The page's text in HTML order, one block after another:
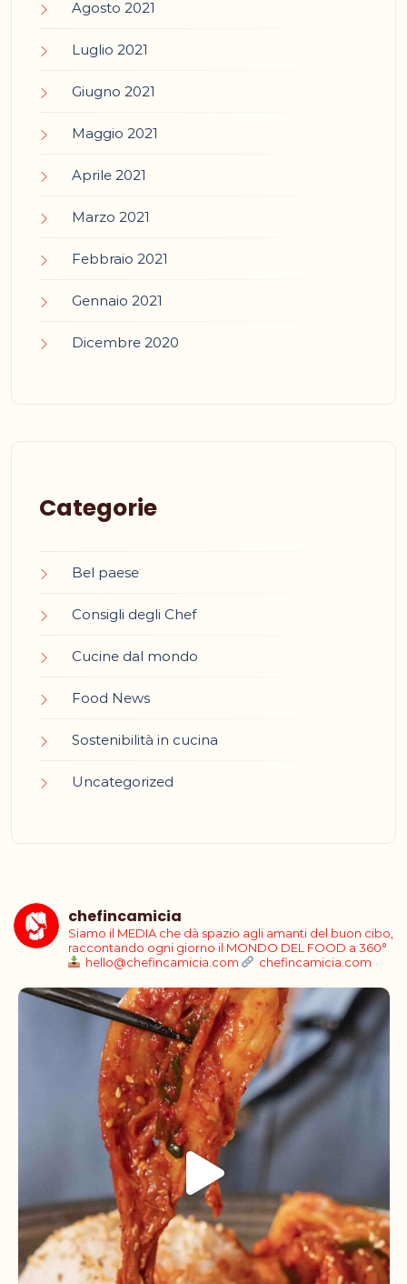
Agosto 2021
Luglio 2021
Giugno 2021
Maggio 2021
Aprile 2021
Marzo 2021
Febbraio 2021
Gennaio 2021
Dicembre 2020
Categorie
Bel paese
Consigli degli Chef
Cucine dal mondo
Food News
Sostenibilità in cucina
Uncategorized
chefincamicia
Siamo il MEDIA che dà spazio agli amanti del buon cibo,
raccontando ogni giorno il MONDO DEL FOOD a 360°
hello@chefincamicia.com
chefincamicia.com